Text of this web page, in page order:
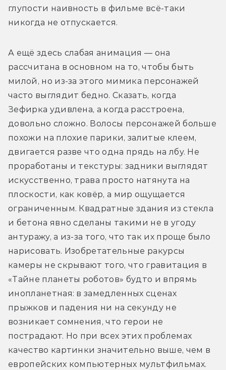
глупости наивность в фильме всё-таки
никогда не отпускается.
А ещё здесь слабая анимация — она
рассчитана в основном на то, чтобы быть
милой, но из-за этого мимика персонажей
часто выглядит бедно. Сказать, когда
Зефирка удивлена, а когда расстроена,
довольно сложно. Волосы персонажей больше
похожи на плохие парики, залитые клеем,
двигается разве что одна прядь на лбу. Не
проработаны и текстуры: задники выглядят
искусственно, трава просто натянута на
плоскости, как ковёр, а мир ощущается
ограниченным. Квадратные здания из стекла
и бетона явно сделаны такими не в угоду
антуражу, а из-за того, что так их проще было
нарисовать. Изобретательные ракурсы
камеры не скрывают того, что гравитация в
«Тайне планеты роботов» будто и впрямь
инопланетная: в замедленных сценах
прыжков и падения ни на секунду не
возникает сомнения, что герои не
пострадают. Но при всех этих проблемах
качество картинки значительно выше, чем в
европейских компьютерных мультфильмах.